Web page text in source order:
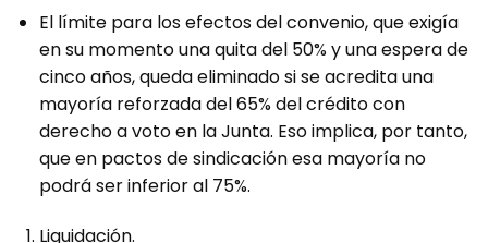
El límite para los efectos del convenio, que exigía
en su momento una quita del 50% y una espera de
cinco años, queda eliminado si se acredita una
mayoría reforzada del 65% del crédito con
derecho a voto en la Junta. Eso implica, por tanto,
que en pactos de sindicación esa mayoría no
podrá ser inferior al 75%.
Liquidación.